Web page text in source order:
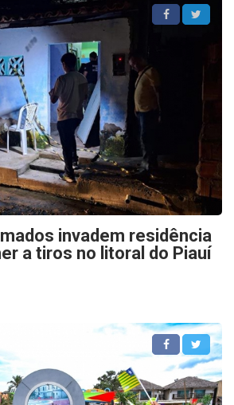
invadem residência
a tiros no litoral do Piauí